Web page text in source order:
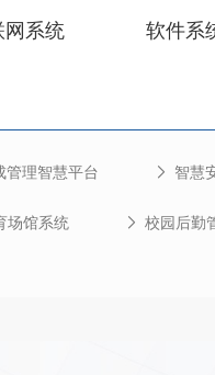
网系统 软件系
管理智慧平台 智慧
场馆系统 校园后勤